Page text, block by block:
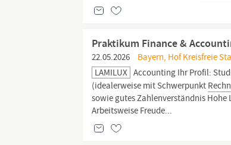
Praktikum Finance &
22.05.2026
Bayern, Hof Kreisfreie
LAMILUX Accounting Ihr Profil:
(idealerweise mit Schwerpunkt
sowie gutes Zahlenverständnis
Arbeitsweise Freude...